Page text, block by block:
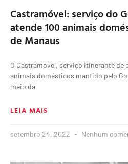
Castramóvel: serviço do
atende 100 animais
de Manaus
O Castramóvel, serviço itinerante de
animais domésticos mantido pelo
meio da
LEIA MAIS
setembro 24, 2022 Nenhum